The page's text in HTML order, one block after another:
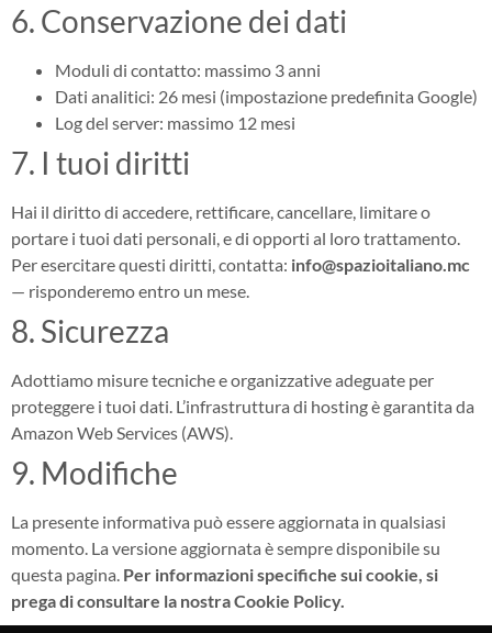
6. Conservazione dei dati
Moduli di contatto: massimo 3 anni
Dati analitici: 26 mesi (impostazione predefinita Google)
Log del server: massimo 12 mesi
7. I tuoi diritti
Hai il diritto di accedere, rettificare, cancellare, limitare o
portare i tuoi dati personali, e di opporti al loro trattamento.
Per esercitare questi diritti, contatta: info@spazioitaliano.mc
— risponderemo entro un mese.
8. Sicurezza
Adottiamo misure tecniche e organizzative adeguate per
proteggere i tuoi dati. L’infrastruttura di hosting è garantita da
Amazon Web Services (AWS).
9. Modifiche
La presente informativa può essere aggiornata in qualsiasi
momento. La versione aggiornata è sempre disponibile su
questa pagina. Per informazioni specifiche sui cookie, si
prega di consultare la nostra Cookie Policy.